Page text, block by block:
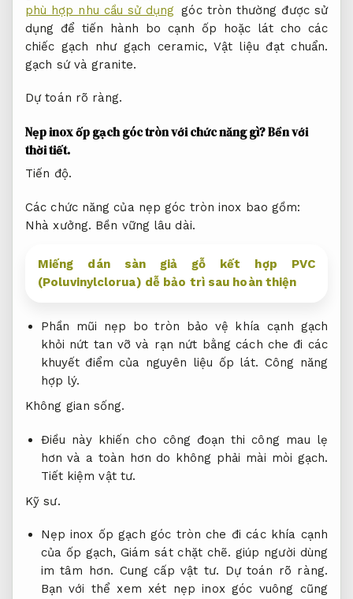
phù hợp nhu cầu sử dụng góc tròn thường được sử
dụng để tiến hành bo cạnh ốp hoặc lát cho các
chiếc gạch như gạch ceramic, Vật liệu đạt chuẩn.
gạch sứ và granite.
Dự toán rõ ràng.
Nẹp inox ốp gạch góc tròn với chức năng gì?Bền với
thời tiết.
Tiến độ.
Các chức năng của nẹp góc tròn inox bao gồm:
Nhà xưởng. Bền vững lâu dài.
Miếng dán sàn giả gỗ kết hợp PVC
(Poluvinylclorua) dễ bảo trì sau hoàn thiện
Phần mũi nẹp bo tròn bảo vệ khía cạnh gạch
khỏi nứt tan vỡ và rạn nứt bằng cách che đi các
khuyết điểm của nguyên liệu ốp lát. Công năng
hợp lý.
Không gian sống.
Điều này khiến cho công đoạn thi công mau lẹ
hơn và a toàn hơn do không phải mài mòi gạch.
Tiết kiệm vật tư.
Kỹ sư.
Nẹp inox ốp gạch góc tròn che đi các khía cạnh
của ốp gạch,Giám sát chặt chẽ. giúp người dùng
im tâm hơn. Cung cấp vật tư. Dự toán rõ ràng.
Bạn với thể xem xét nẹp inox góc vuông cũng